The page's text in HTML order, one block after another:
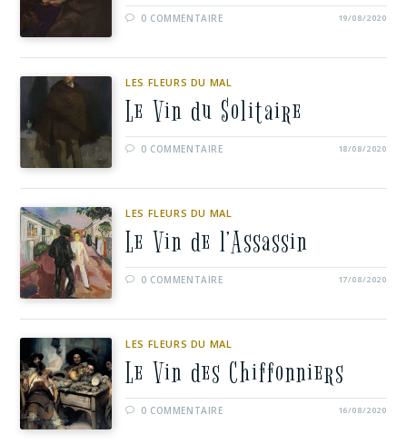
0 COMMENTAIRE 19/08/2020
LES FLEURS DU MAL
Le Vin du Solitaire
0 COMMENTAIRE 18/08/2020
LES FLEURS DU MAL
Le Vin de l’Assassin
0 COMMENTAIRE 17/08/2020
LES FLEURS DU MAL
Le Vin des Chiffonniers
0 COMMENTAIRE 16/08/2020